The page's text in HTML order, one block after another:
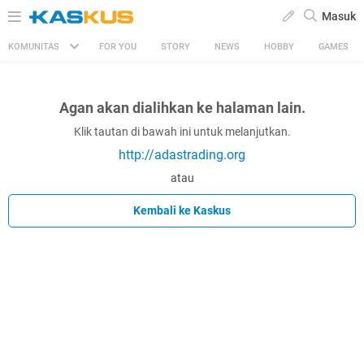
Masuk
KOMUNITAS FOR YOU STORY NEWS HOBBY GAMES
Agan akan dialihkan ke halaman lain.
Klik tautan di bawah ini untuk melanjutkan.
http://adastrading.org
atau
Kembali ke Kaskus